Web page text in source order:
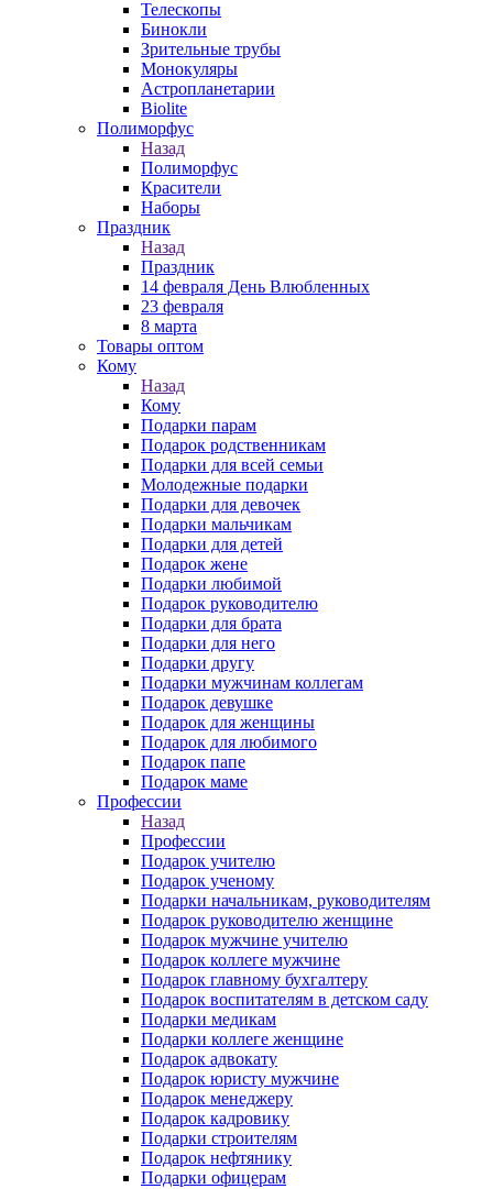
Телескопы
Бинокли
Зрительные трубы
Монокуляры
Астропланетарии
Biolite
Полиморфус
Назад
Полиморфус
Красители
Наборы
Праздник
Назад
Праздник
14 февраля День Влюбленных
23 февраля
8 марта
Товары оптом
Кому
Назад
Кому
Подарки парам
Подарок родственникам
Подарки для всей семьи
Молодежные подарки
Подарки для девочек
Подарки мальчикам
Подарки для детей
Подарок жене
Подарки любимой
Подарок руководителю
Подарки для брата
Подарки для него
Подарки другу
Подарки мужчинам коллегам
Подарок девушке
Подарок для женщины
Подарок для любимого
Подарок папе
Подарок маме
Профессии
Назад
Профессии
Подарок учителю
Подарок ученому
Подарки начальникам, руководителям
Подарок руководителю женщине
Подарок мужчине учителю
Подарок коллеге мужчине
Подарок главному бухгалтеру
Подарок воспитателям в детском саду
Подарки медикам
Подарки коллеге женщине
Подарок адвокату
Подарок юристу мужчине
Подарок менеджеру
Подарок кадровику
Подарки строителям
Подарок нефтянику
Подарки офицерам